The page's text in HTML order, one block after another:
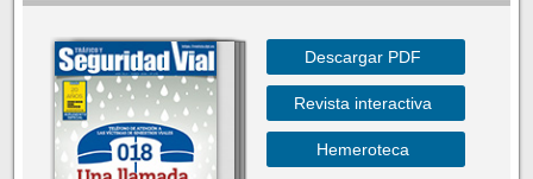
Descargar PDF
Revista interactiva
Hemeroteca